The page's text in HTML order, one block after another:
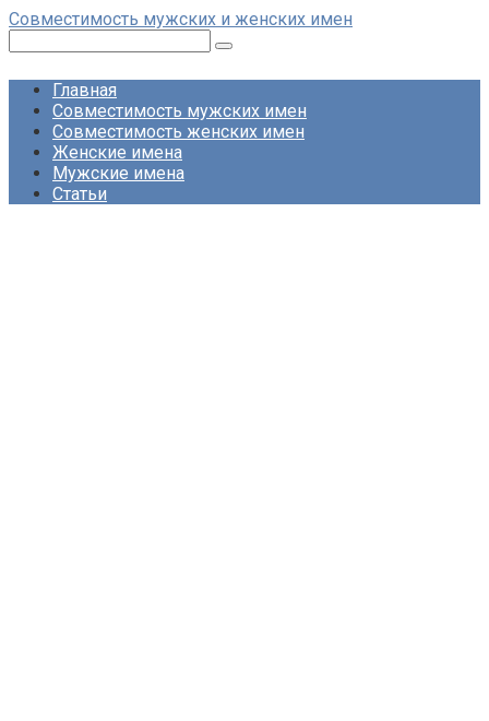
Перейти
контенту
Совместимость мужских и женских имен
Главная
Совместимость мужских имен
Совместимость женских имен
Женские имена
Мужские имена
Статьи